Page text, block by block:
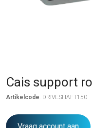
Cais support
Artikelcode: DRIVESHAFT150